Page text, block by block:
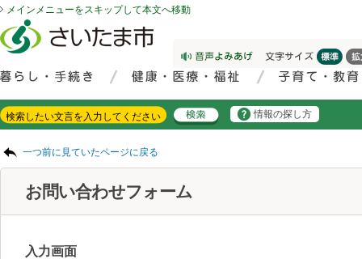
メインメニューをスキップして本文へ移動
情報の探し方
一つ前に見ていたページに戻る
お問い合わせフォーム
入力画面